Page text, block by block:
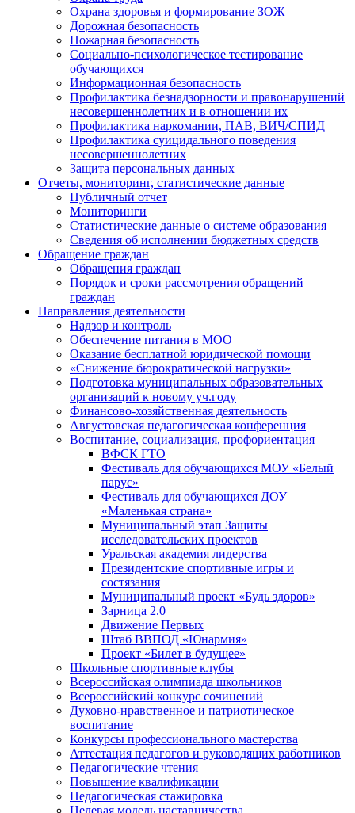
Охрана здоровья и формирование ЗОЖ
Дорожная безопасность
Пожарная безопасность
Социально-психологическое тестирование
обучающихся
Информационная безопасность
Профилактика безнадзорности и правонарушений
несовершеннолетних и в отношении их
Профилактика наркомании, ПАВ, ВИЧ/СПИД
Профилактика суицидального поведения
несовершеннолетних
Защита персональных данных
Отчеты, мониторинг, статистические данные
Публичный отчет
Мониторинги
Статистические данные о системе образования
Сведения об исполнении бюджетных средств
Обращение граждан
Обращения граждан
Порядок и сроки рассмотрения обращений
граждан
Направления деятельности
Надзор и контроль
Обеспечение питания в МОО
Оказание бесплатной юридической помощи
«Снижение бюрократической нагрузки»
Подготовка муниципальных образовательных
организаций к новому уч.году
Финансово-хозяйственная деятельность
Августовская педагогическая конференция
Воспитание, социализация, профориентация
ВФСК ГТО
Фестиваль для обучающихся МОУ «Белый
парус»
Фестиваль для обучающихся ДОУ
«Маленькая страна»
Муниципальный этап Защиты
исследовательских проектов
Уральская академия лидерства
Президентские спортивные игры и
состязания
Муниципальный проект «Будь здоров»
Зарница 2.0
Движение Первых
Штаб ВВПОД «Юнармия»
Проект «Билет в будущее»
Школьные спортивные клубы
Всероссийская олимпиада школьников
Всероссийский конкурс сочинений
Духовно-нравственное и патриотическое
воспитание
Конкурсы профессионального мастерства
Аттестация педагогов и руководящих работников
Педагогические чтения
Повышение квалификации
Педагогическая стажировка
Целевая модель наставничества